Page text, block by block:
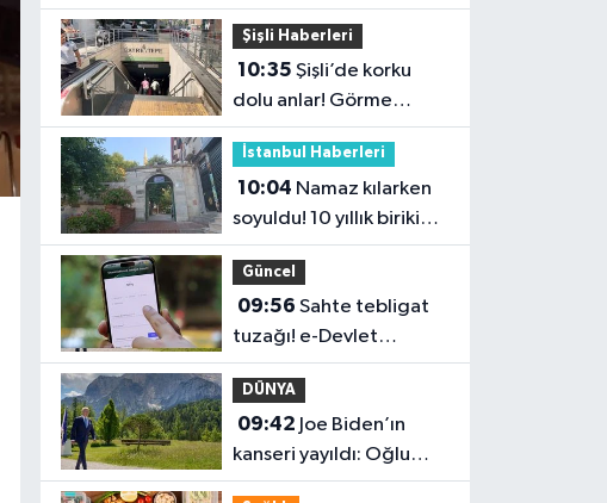
fırtına geliyor
Şişli Haberleri
10:35
dolu anlar! Görme
engelli genç metro
raylarına düştü
İstanbul Haberleri
10:04
soyuldu! 10 yıllık birikimi
saniyeler içinde gitti
Güncel
09:56
tuzağı! e-Devlet
bilgilerinizi çaldırmayın
DÜNYA
09:42
kanseri yayıldı: Oğlu
Hunter Biden’dan